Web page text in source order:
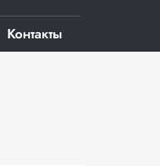
Контакты